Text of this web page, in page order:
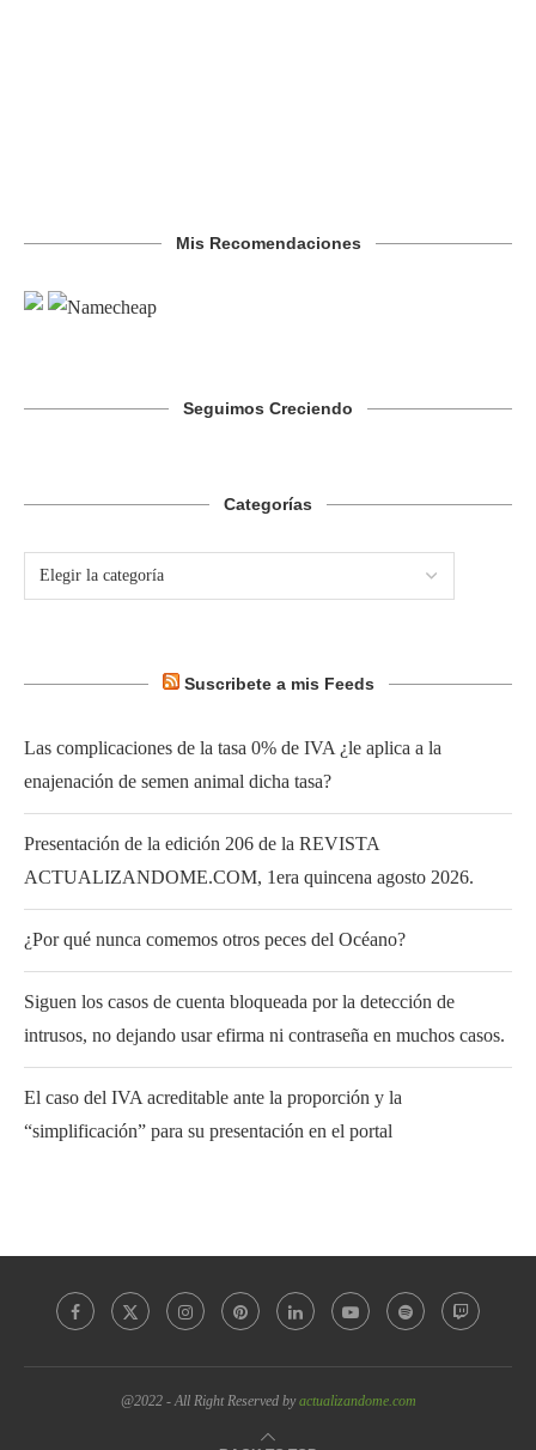
Mis Recomendaciones
Seguimos Creciendo
Categorías
Suscribete a mis Feeds
Las complicaciones de la tasa 0% de IVA ¿le aplica a la
enajenación de semen animal dicha tasa?
Presentación de la edición 206 de la REVISTA
ACTUALIZANDOME.COM, 1era quincena agosto 2026.
¿Por qué nunca comemos otros peces del Océano?
Siguen los casos de cuenta bloqueada por la detección de
intrusos, no dejando usar efirma ni contraseña en muchos casos.
El caso del IVA acreditable ante la proporción y la
“simplificación” para su presentación en el portal
@2022 - All Right Reserved byactualizandome.com